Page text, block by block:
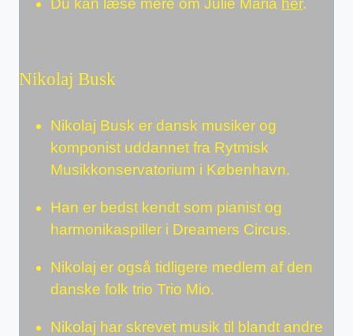
Du kan læse mere om Julie Maria her.
Nikolaj Busk
Nikolaj Busk er dansk musiker og
komponist uddannet fra Rytmisk
Musikkonservatorium i København.
Han er bedst kendt som pianist og
harmonikaspiller i Dreamers Circus.
Nikolaj er også tidligere medlem af den
danske folk trio Trio Mio.
Nikolaj har skrevet musik til blandt andre